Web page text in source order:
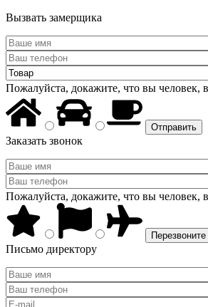
Вызвать замерщика
Пожалуйста, докажите, что вы человек,
Заказать звонок
Пожалуйста, докажите, что вы человек,
Письмо директору